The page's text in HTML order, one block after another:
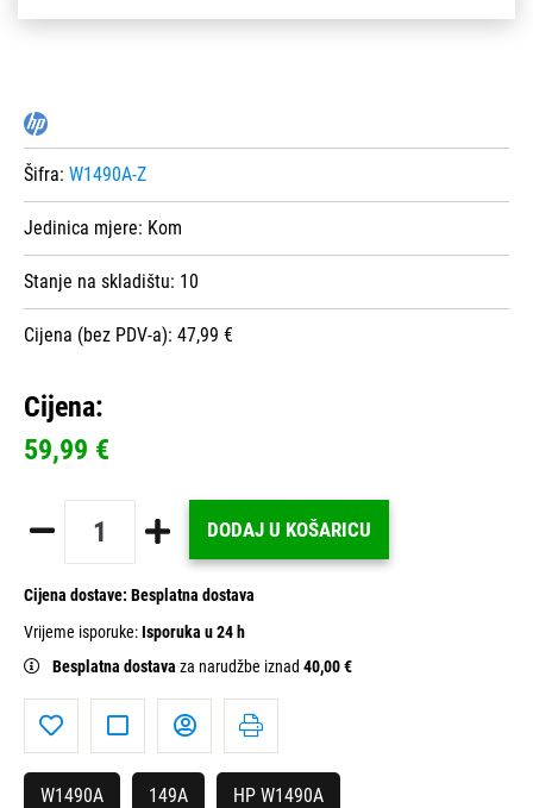
Šifra: W1490A-Z
Jedinica mjere: Kom
Stanje na skladištu: 10
Cijena (bez PDV-a): 47,99 €
Cijena:
59,99 €
DODAJ U KOŠARICU
Cijena dostave: Besplatna dostava
Vrijeme isporuke:Isporuka u 24 h
Besplatna dostava za narudžbe iznad 40,00 €
W1490A 149A HP W1490A